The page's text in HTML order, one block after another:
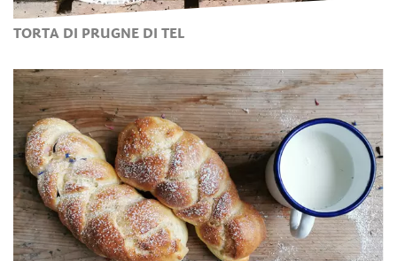
TORTA DI PRUGNE DI TEL